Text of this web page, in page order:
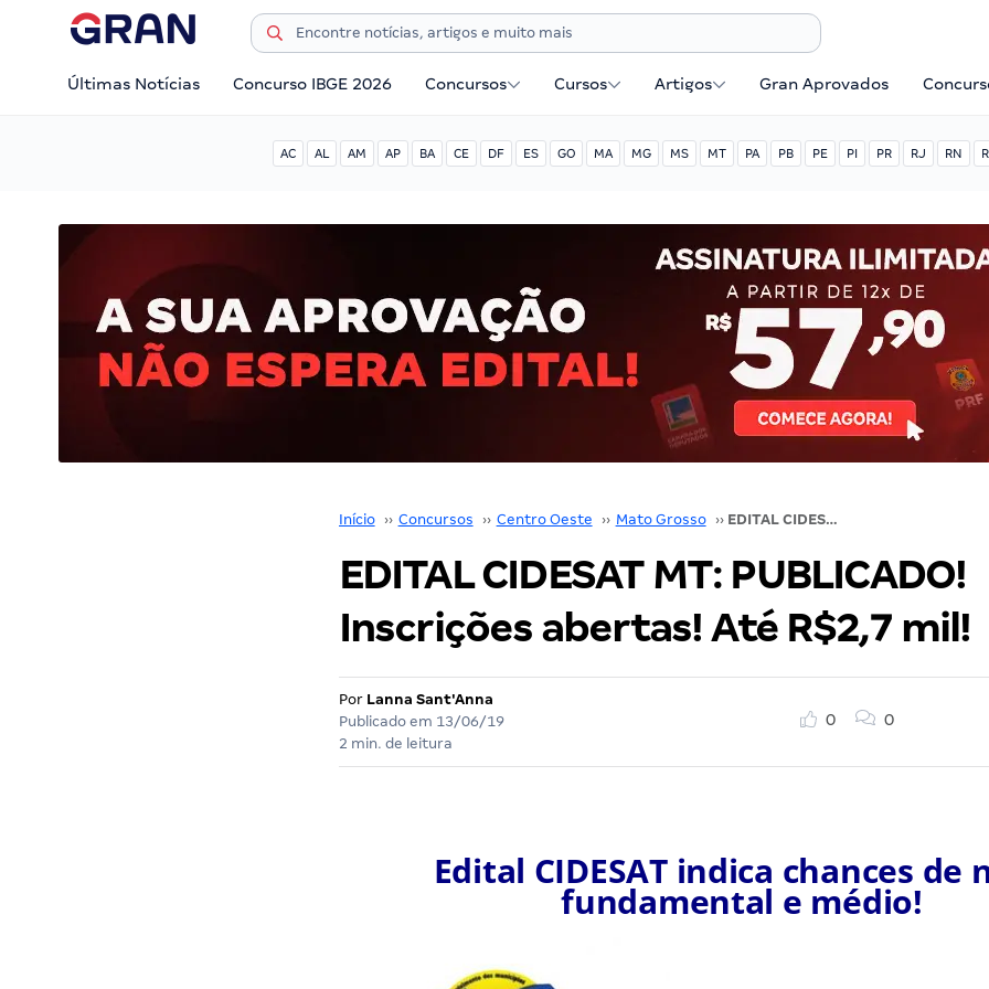
Últimas Notícias Concurso IBGE 2026 Concursos Cursos Artigos Gran Aprovados
AC AL AM AP BA CE DF ES GO MA MG MS MT PA PB PE PI PR RJ RN
Início ›› Concursos ›› Centro Oeste ›› Mato Grosso ›› EDITAL CIDESAT MT: PUBLICADO! Inscrições abertas! Até R$2,7 mil!
EDITAL CIDESAT MT: PUBLICADO!
Inscrições abertas! Até R$2,7 mil!
Por Lanna Sant'Anna
Publicado em 13/06/19
2 min. de leitura
0 0
Edital CIDESAT indica chances de
fundamental e médio!